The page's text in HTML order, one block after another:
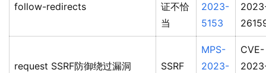
follow-redirects
证不恰
当
2023-
5153
request SSRF防御绕过漏洞 SSRF
MPS-
2023-
CVE-